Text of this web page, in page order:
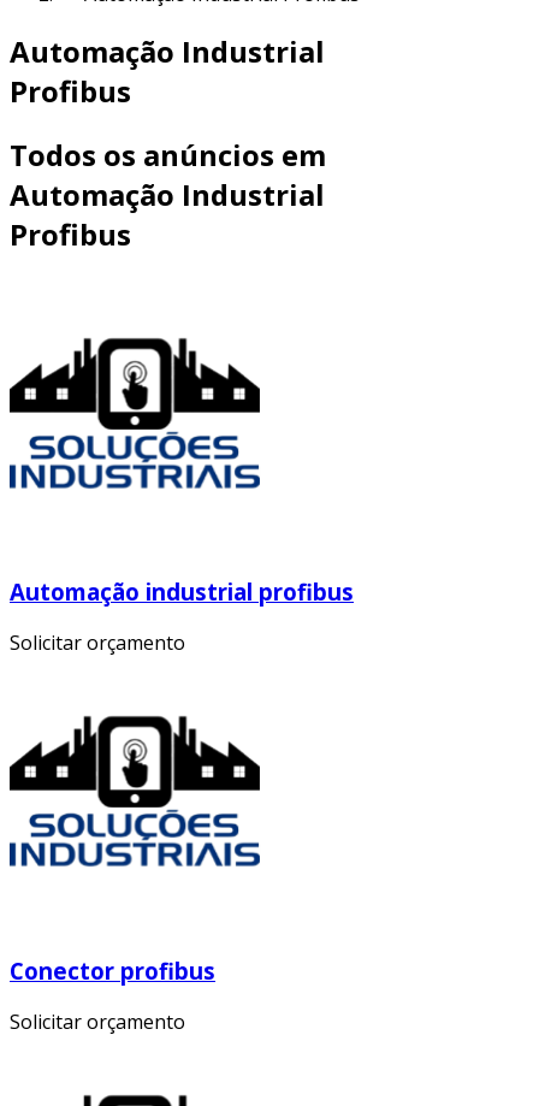
Automação Industrial
Profibus
Todos os anúncios em
Automação Industrial
Profibus
Automação industrial profibus
Solicitar orçamento
Conector profibus
Solicitar orçamento